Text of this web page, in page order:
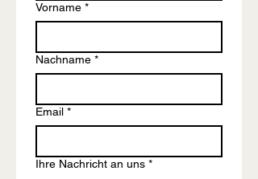
Vorname *
Nachname *
Email *
Ihre Nachricht an uns *